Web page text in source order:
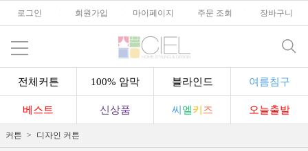
로그인 회원가입 마이페이지 주문 조회 장바구니
전체커튼 100% 암막 블라인드 여름침구
베스트 신상품 씨 엘키 즈 오늘출발
커튼 디자인 커튼